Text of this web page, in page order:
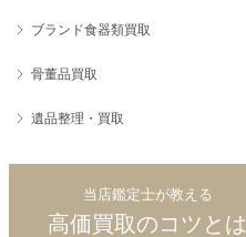
ブランド食器類買取
骨董品買取
遺品整理・買取
当店鑑定士が教える
高価買取のコツとは